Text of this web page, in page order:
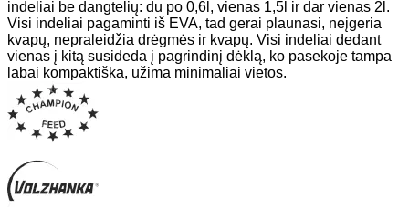
indeliai be dangtelių: du po 0,6l, vienas 1,5l ir dar vienas 2l.
Visi indeliai pagaminti iš EVA, tad gerai plaunasi, neįgeria
kvapų, nepraleidžia drėgmės ir kvapų. Visi indeliai dedant
vienas į kitą susideda į pagrindinį dėklą, ko pasekoje tampa
labai kompaktiška, užima minimaliai vietos.